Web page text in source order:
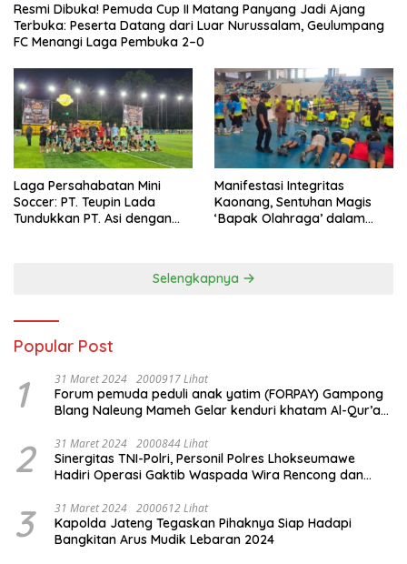
Resmi Dibuka! Pemuda Cup II Matang Panyang Jadi Ajang
Terbuka: Peserta Datang dari Luar Nurussalam, Geulumpang
FC Menangi Laga Pembuka 2–0
Laga Persahabatan Mini
Soccer: PT. Teupin Lada
Tundukkan PT. Asi dengan
Manifestasi Integritas
Kaonang, Sentuhan Magis
‘Bapak Olahraga’ dalam
Selengkapnya
Popular Post
1 31 Maret 2024 2000917 Lihat
Forum pemuda peduli anak yatim (FORPAY) Gampong
Blang Naleung Mameh Gelar kenduri khatam Al-Qur’an
2 31 Maret 2024 2000844 Lihat
Sinergitas TNI-Polri, Personil Polres Lhokseumawe
Hadiri Operasi Gaktib Waspada Wira Rencong dan
3 31 Maret 2024 2000612 Lihat
Kapolda Jateng Tegaskan Pihaknya Siap Hadapi
Bangkitan Arus Mudik Lebaran 2024